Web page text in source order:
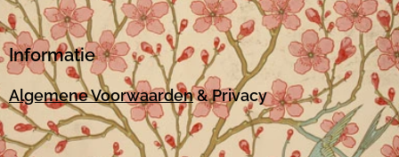
Informatie
Algemene Voorwaarden& Privacy